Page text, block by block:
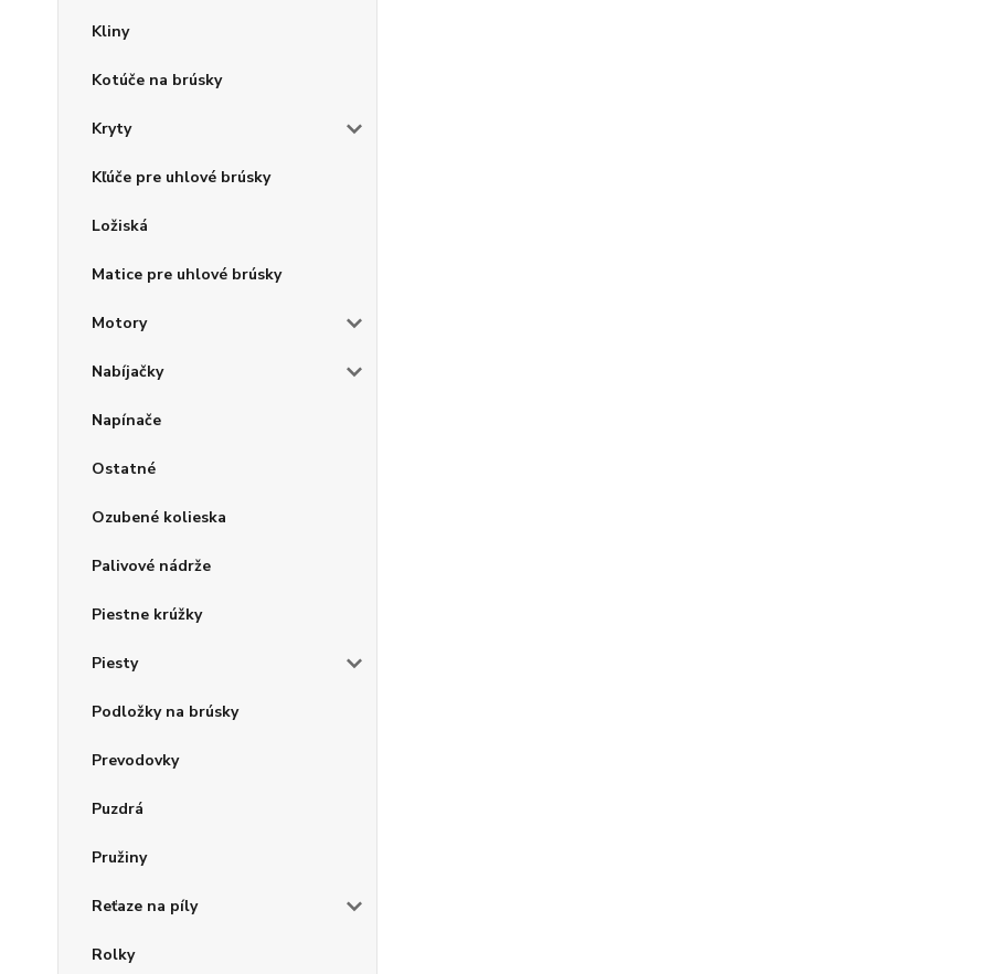
Kliny
Kotúče na brúsky
Kryty
Kľúče pre uhlové brúsky
Ložiská
Matice pre uhlové brúsky
Motory
Nabíjačky
Napínače
Ostatné
Ozubené kolieska
Palivové nádrže
Piestne krúžky
Piesty
Podložky na brúsky
Prevodovky
Puzdrá
Pružiny
Reťaze na píly
Rolky